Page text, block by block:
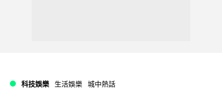
科技娛樂 生活娛樂 城中熱話